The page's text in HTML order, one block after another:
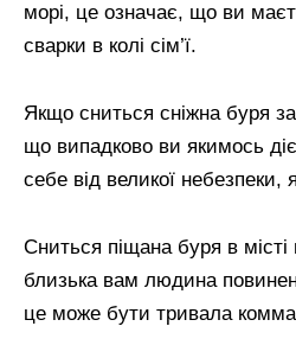
морі, це означає, що ви
сварки в колі сім’ї.
Якщо сниться сніжна буря
що випадково ви якимось
себе від великої
Сниться піщана буря в
близька вам людина
це може бути тривала